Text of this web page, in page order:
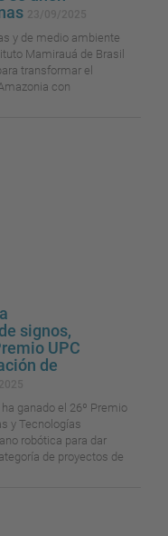
y de medio ambiente
Mamirauá de Brasil
transformar el
con
signos,
UPC
de
ganado el 26º Premio
y Tecnologías
robótica para dar
de proyectos de